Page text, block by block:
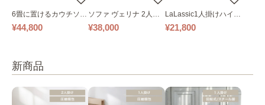
6畳に置けるカウチソフ
ァ｜ベージュ
¥44,800
ソファ ヴェリナ 2人掛
け
¥38,000
LaLassic1人掛けハイバ
ックソファ ワイド
¥21,800
新商品